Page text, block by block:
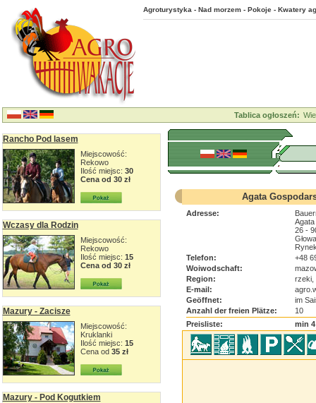
Agroturystyka - Nad morzem - Pokoje - Kwatery
Tablica ogłoszeń:
Rancho Pod lasem
Miejscowość:
Rekowo
Ilość miejsc: 30
Cena od 30 zł
Wczasy dla Rodzin
Miejscowość:
Rekowo
Ilość miejsc: 15
Cena od 30 zł
Mazury - Zacisze
Miejscowość:
Kruklanki
Ilość miejsc: 15
Cena od 35 zł
Mazury - Pod Kogutkiem
Agata
Adresse:
26 -
Telefon:
+48
Woiwodschaft:
Region:
rzeki,
E-mail:
Geöffnet:
im
Anzahl der freien Plätze:
10
Preisliste:
min 4